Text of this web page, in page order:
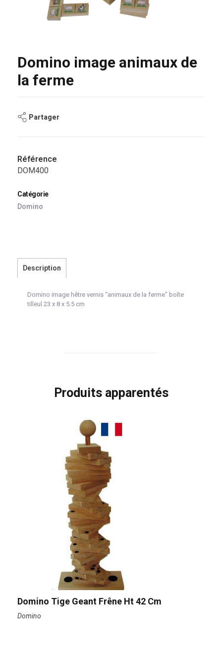
Domino image animaux de
la ferme
Partager
Référence
DOM400
Catégorie
Domino
Description
Domino image hêtre vernis “animaux de la ferme” boîte
tilleul 23 x 8 x 5.5 cm
Produits apparentés
Domino Tige Geant Frêne Ht 42 Cm
Domino